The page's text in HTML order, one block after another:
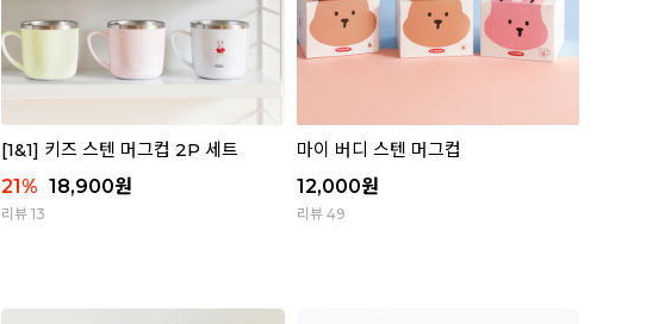
[1&1] 키즈 스텐 머그컵 2P 세트
21 % 18,900원
리뷰 13
마이 버디 스텐 머그컵
12,000원
리뷰 49